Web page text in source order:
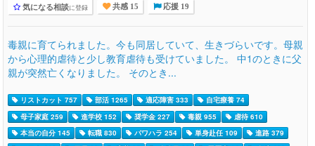
気になる相談に登録 共感 15 応援 19
毒親に育てられました。今も同居していて、生きづらいです。母親
から心理的虐待と少し教育虐待も受けていました。 中1のときに父
親が突然亡くなりました。 そのとき...
リストカット 757 部活 1265 適応障害 333
自宅療養 74
母子家庭 259
進学校 152 奨学金 227 毒親 955
虐待 610
本当の自分 145
転職 830 パワハラ 254 単身赴任 109
進路 379